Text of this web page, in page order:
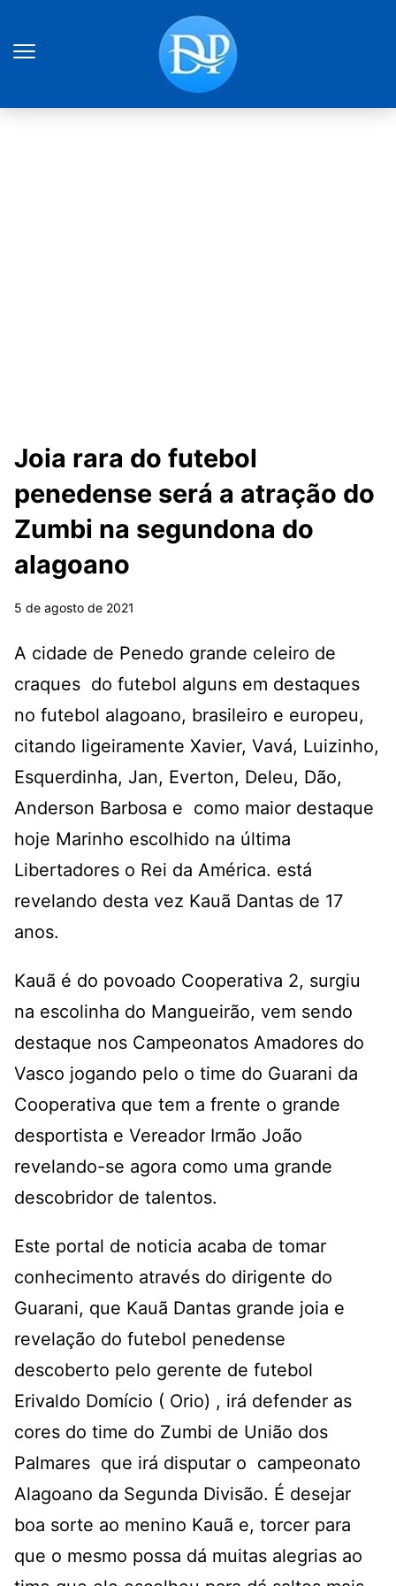
Joia rara do futebol
penedense será a atração do
Zumbi na segundona do
alagoano
5 de agosto de 2021
A cidade de Penedo grande celeiro de
craques do futebol alguns em destaques
no futebol alagoano, brasileiro e europeu,
citando ligeiramente Xavier, Vavá, Luizinho,
Esquerdinha, Jan, Everton, Deleu, Dão,
Anderson Barbosa e como maior destaque
hoje Marinho escolhido na última
Libertadores o Rei da América. está
revelando desta vez Kauã Dantas de 17
anos.
Kauã é do povoado Cooperativa 2, surgiu
na escolinha do Mangueirão, vem sendo
destaque nos Campeonatos Amadores do
Vasco jogando pelo o time do Guarani da
Cooperativa que tem a frente o grande
desportista e Vereador Irmão João
revelando-se agora como uma grande
descobridor de talentos.
Este portal de noticia acaba de tomar
conhecimento através do dirigente do
Guarani, que Kauã Dantas grande joia e
revelação do futebol penedense
descoberto pelo gerente de futebol
Erivaldo Domício ( Orio) , irá defender as
cores do time do Zumbi de União dos
Palmares que irá disputar o campeonato
Alagoano da Segunda Divisão. É desejar
boa sorte ao menino Kauã e, torcer para
que o mesmo possa dá muitas alegrias ao